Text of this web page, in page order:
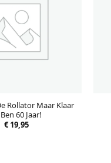
Rollator Maar Klaar
60 Jaar!
€19,95